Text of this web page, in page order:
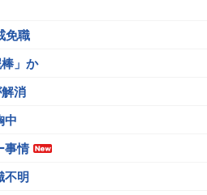
免職
」か
消
中
事情
不明